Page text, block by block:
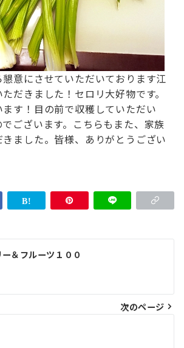
意にさせていただいております江
だきました！ セロリ大好物です。
す！ 目の前で収穫していただい
ございます。 こちらもまた、家族
ました。皆様、ありがとうござい
＆フルーツ１００
次のページ